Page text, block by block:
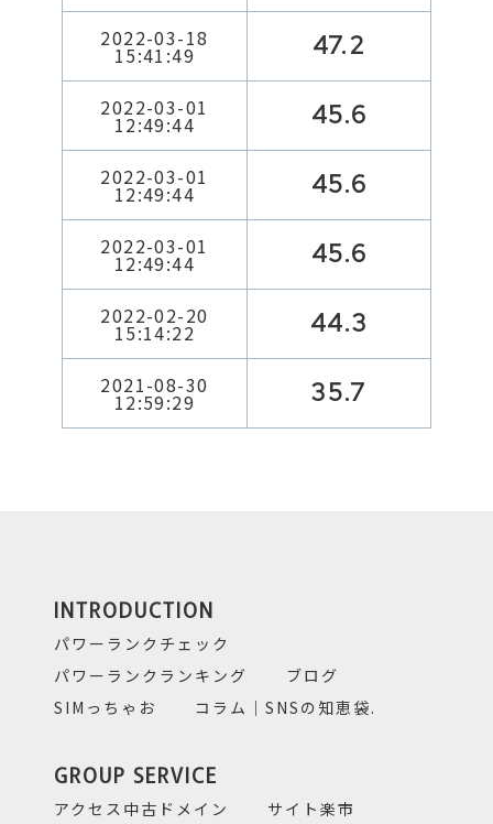
2022-03-18
15:41:49 47.2
2022-03-01
12:49:44 45.6
2022-03-01
12:49:44 45.6
2022-03-01
12:49:44 45.6
2022-02-20
15:14:22 44.3
2021-08-30
12:59:29 35.7
INTRODUCTION
パワーランクチェック
パワーランクランキング
ブログ
SIMっちゃお
コラム｜SNSの知恵袋.
GROUP SERVICE
アクセス中古ドメイン サイト楽市